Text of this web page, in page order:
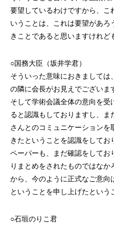
要望しているわけですから、こ
いうことは、これは要望があ
きことであると思いますけれど
○国務大臣（坂井学君）
そういった意味におきましては
の隣に会長がお見えでございま
そして学術会議全体の意向を
ると認識もしておりますし、ま
さんとのコミュニケーションを
きたということを認識をして
ペーパーも、まだ確認をしてお
りまとめをされたものではな
から、今のように正式なご意向
ということを申し上げたという
○石垣のりこ君